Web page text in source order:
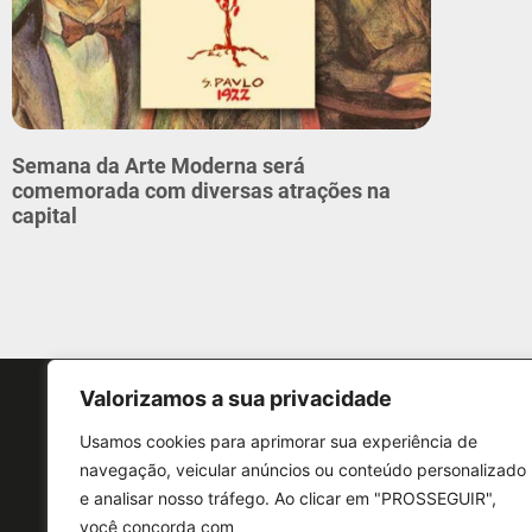
Valorizamos a sua privacidade
Usamos cookies para aprimorar sua experiência de
navegação, veicular anúncios ou conteúdo personalizado
e analisar nosso tráfego. Ao clicar em "PROSSEGUIR",
você concorda com
Semana da Arte Moderna será
comemorada com diversas atrações na
capital